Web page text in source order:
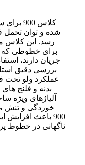
کلاس
رسد. این کلاس
برای خطوطی که
بررسی دقیق
عملکرد ولو تحت
بدنه و فلنج
آلیاژهای ویژه
خوردگی و تنش
900 باعث
ناگهانی در خطوط